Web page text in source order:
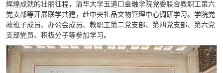
辉煌成就的壮丽征程，清华大学五道口金融学院党委联合教职工第六
党支部等开展联学共建，赴中央礼品文物管理中心调研学习。学院党
政班子成员、办公会成员、教职工第二党支部、第四党支部、第六党
支部党员、积极分子等参加学习。